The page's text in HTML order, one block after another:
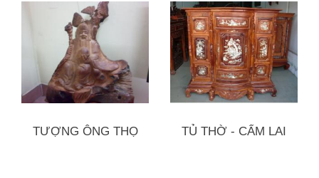
TƯỢNG ÔNG THỌ TỦ THỜ - CẨM LAI